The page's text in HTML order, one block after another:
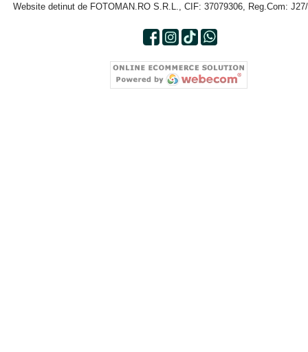
Website detinut de FOTOMAN.RO S.R.L., CIF: 37079306, Reg.Com: